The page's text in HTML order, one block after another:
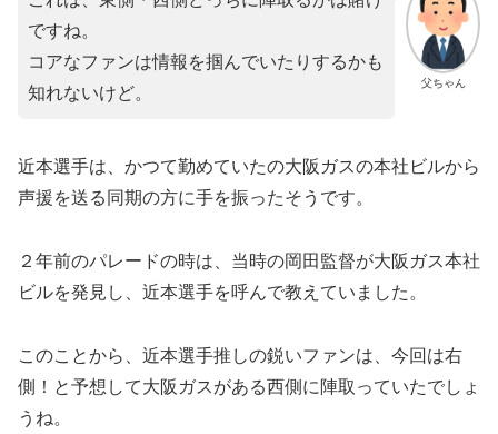
父ちゃん
ですね。
コアなファンは情報を掴んでいたりするかも
知れないけど。
近本選手は、かつて勤めていたの大阪ガスの本社ビルから
声援を送る同期の方に手を振ったそうです。
２年前のパレードの時は、当時の岡田監督が大阪ガス本社
ビルを発見し、近本選手を呼んで教えていました。
このことから、近本選手推しの鋭いファンは、今回は右
側！と予想して大阪ガスがある西側に陣取っていたでしょ
うね。